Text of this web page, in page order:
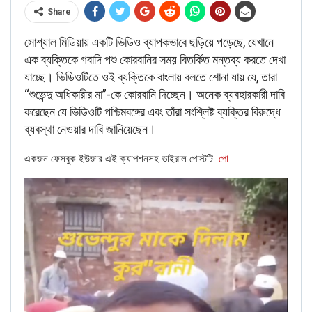
FACT CHECK
RELATED POSTS
BANGLA
Verified: শুভেন্দু অধিকারীকে নিয়ে ব্যঙ্গাত্মক ভিডিওটি পশ্চিমবঙ্গ নয়, বরং
বাংলাদেশের।
Jun 22, 2026
Share
সোশ্যাল মিডিয়ায় একটি ভিডিও ব্যাপকভাবে ছড়িয়ে পড়েছে, যেখানে
এক ব্যক্তিকে গবাদি পশু কোরবানির সময় বিতর্কিত মন্তব্য করতে দেখা
যাচ্ছে। ভিডিওটিতে ওই ব্যক্তিকে বাংলায় বলতে শোনা যায় যে, তারা
“শুভেন্দু অধিকারীর মা”-কে কোরবানি দিচ্ছেন। অনেক ব্যবহারকারী দাবি
করেছেন যে ভিডিওটি পশ্চিমবঙ্গের এবং তাঁরা সংশ্লিষ্ট ব্যক্তির বিরুদ্ধে
ব্যবস্থা নেওয়ার দাবি জানিয়েছেন।
একজন ফেসবুক ইউজার এই ক্যাপশনসহ ভাইরাল পোস্টটি পো